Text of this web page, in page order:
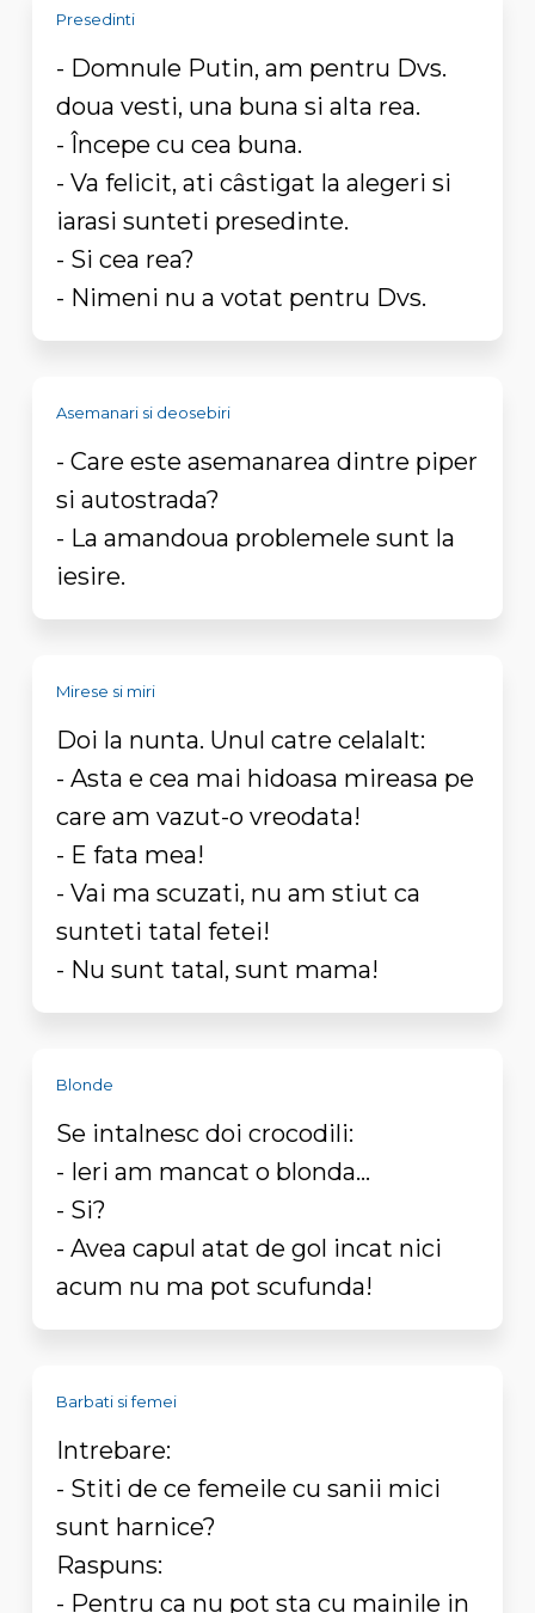
Presedinti
- Domnule Putin, am pentru Dvs.
doua vesti, una buna si alta rea.
- Începe cu cea buna.
- Va felicit, ati câstigat la alegeri si
iarasi sunteti presedinte.
- Si cea rea?
- Nimeni nu a votat pentru Dvs.
Asemanari si deosebiri
- Care este asemanarea dintre piper
si autostrada?
- La amandoua problemele sunt la
iesire.
Mirese si miri
Doi la nunta. Unul catre celalalt:
- Asta e cea mai hidoasa mireasa pe
care am vazut-o vreodata!
- E fata mea!
- Vai ma scuzati, nu am stiut ca
sunteti tatal fetei!
- Nu sunt tatal, sunt mama!
Blonde
Se intalnesc doi crocodili:
- Ieri am mancat o blonda...
- Si?
- Avea capul atat de gol incat nici
acum nu ma pot scufunda!
Barbati si femei
Intrebare:
- Stiti de ce femeile cu sanii mici
sunt harnice?
Raspuns:
- Pentru ca nu pot sta cu mainile in